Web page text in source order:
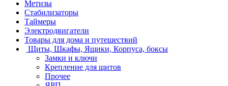
Метизы
Стабилизаторы
Таймеры
Электродвигатели
Товары для дома и путешествий
Щиты, Шкафы, Ящики, Корпуса, боксы
Замки и ключи
Крепление для щитов
Прочее